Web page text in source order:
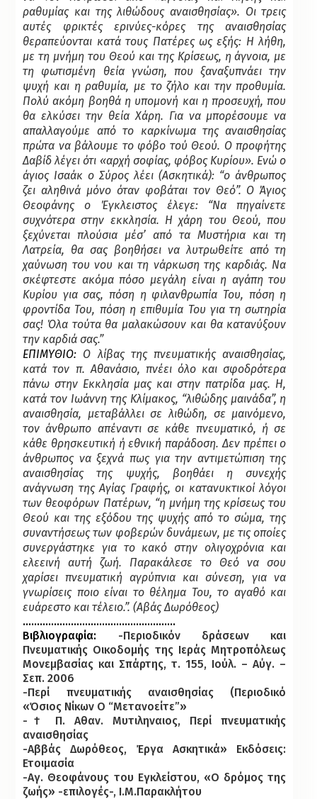
ραθυμίας και της λιθώδους αναισθησίας». Οι τρεις
αυτές φρικτές ερινύες-κόρες της αναισθησίας
θεραπεύονται κατά τους Πατέρες ως εξής: Η λήθη,
με τη μνήμη του Θεού και της Κρίσεως, η άγνοια, με
τη φωτισμένη θεία γνώση, που ξαναξυπνάει την
ψυχή και η ραθυμία, με το ζήλο και την προθυμία.
Πολύ ακόμη βοηθά η υπομονή και η προσευχή, που
θα ελκύσει την θεία Χάρη. Για να μπορέσουμε να
απαλλαγούμε από το καρκίνωμα της αναισθησίας
πρώτα να βάλουμε το φόβο τού Θεού. Ο προφήτης
Δαβίδ λέγει ότι «αρχή σοφίας, φόβος Κυρίου». Ενώ o
άγιος Ισαάκ o Σύρος λέει (Ασκητικά): “o άνθρωπος
ζει αληθινά μόνο όταν φοβάται τον Θεό”. Ο Άγιος
Θεοφάνης ο Έγκλειστος έλεγε: “Να πηγαίνετε
συχνότερα στην εκκλησία. Η χάρη του Θεού, που
ξεχύνεται πλούσια μέσ’ από τα Μυστήρια και τη
Λατρεία, θα σας βοηθήσει να λυτρωθείτε από τη
χαύνωση του νου και τη νάρκωση της καρδιάς. Να
σκέφτεστε ακόμα πόσο μεγάλη είναι η αγάπη του
Κυρίου για σας, πόση η φιλανθρωπία Του, πόση η
φροντίδα Του, πόση η επιθυμία Του για τη σωτηρία
σας! Όλα τούτα θα μαλακώσουν και θα κατανύξουν
την καρδιά σας.”
ΕΠΙΜΥΘΙΟ: Ο λίβας της πνευματικής αναισθησίας,
κατά τον π. Αθανάσιο, πνέει όλο και σφοδρότερα
πάνω στην Εκκλησία μας και στην πατρίδα μας. Η,
κατά τον Ιωάννη της Κλίμακος, “λιθώδης μαινάδα”, η
αναισθησία, μεταβάλλει σε λιθώδη, σε μαινόμενο,
τον άνθρωπο απέναντι σε κάθε πνευματικό, ή σε
κάθε θρησκευτική ή εθνική παράδοση. Δεν πρέπει ο
άνθρωπος να ξεχνά πως για την αντιμετώπιση της
αναισθησίας της ψυχής, βοηθάει η συνεχής
ανάγνωση της Αγίας Γραφής, οι κατανυκτικοί λόγοι
των θεοφόρων Πατέρων, “η μνήμη της κρίσεως του
Θεού και της εξόδου της ψυχής από το σώμα, της
συναντήσεως των φοβερών δυνάμεων, με τις οποίες
συνεργάστηκε για το κακό στην ολιγοχρόνια και
ελεεινή αυτή ζωή. Παρακάλεσε το Θεό να σου
χαρίσει πνευματική αγρύπνια και σύνεση, για να
γνωρίσεις ποιο είναι το θέλημα Του, το αγαθό και
ευάρεστο και τέλειο.”. (Αβάς Δωρόθεος)
………………………………………………
Βιβλιογραφία: -Περιοδικόν δράσεων και
Πνευματικής Οικοδομής της Ιεράς Μητροπόλεως
Μονεμβασίας και Σπάρτης, τ. 155, Ιούλ. – Αύγ. –
Σεπ. 2006
-Περί πνευματικής αναισθησίας (Περιοδικό
«Όσιος Νίκων Ο “Μετανοείτε”»
-† Π. Αθαν. Μυτιληναιος, Περί πνευματικής
αναισθησίας
-Αββάς Δωρόθεος, Έργα Ασκητικά» Εκδόσεις:
Ετοιμασία
-Αγ. Θεοφάνους του Εγκλείστου, «Ο δρόμος της
ζωής» -επιλογές-, Ι.Μ.Παρακλήτου